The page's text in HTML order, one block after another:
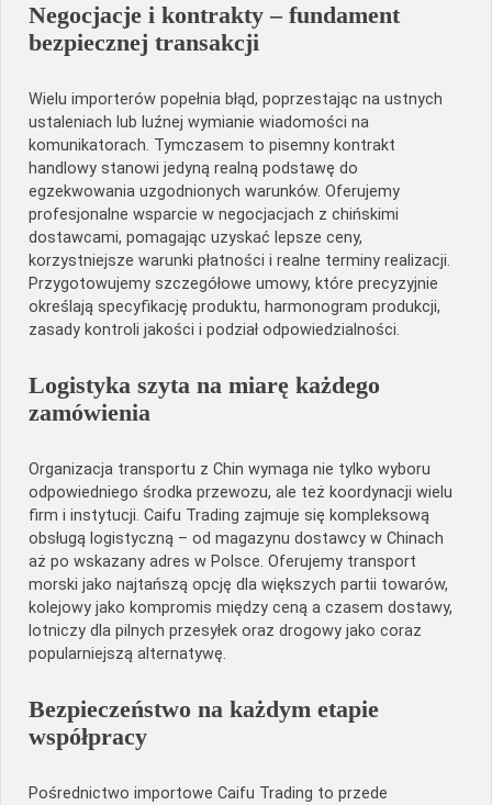
Negocjacje i kontrakty – fundament
bezpiecznej transakcji
Wielu importerów popełnia błąd, poprzestając na ustnych
ustaleniach lub luźnej wymianie wiadomości na
komunikatorach. Tymczasem to pisemny kontrakt
handlowy stanowi jedyną realną podstawę do
egzekwowania uzgodnionych warunków. Oferujemy
profesjonalne wsparcie w negocjacjach z chińskimi
dostawcami, pomagając uzyskać lepsze ceny,
korzystniejsze warunki płatności i realne terminy realizacji.
Przygotowujemy szczegółowe umowy, które precyzyjnie
określają specyfikację produktu, harmonogram produkcji,
zasady kontroli jakości i podział odpowiedzialności.
Logistyka szyta na miarę każdego
zamówienia
Organizacja transportu z Chin wymaga nie tylko wyboru
odpowiedniego środka przewozu, ale też koordynacji wielu
firm i instytucji. Caifu Trading zajmuje się kompleksową
obsługą logistyczną – od magazynu dostawcy w Chinach
aż po wskazany adres w Polsce. Oferujemy transport
morski jako najtańszą opcję dla większych partii towarów,
kolejowy jako kompromis między ceną a czasem dostawy,
lotniczy dla pilnych przesyłek oraz drogowy jako coraz
popularniejszą alternatywę.
Bezpieczeństwo na każdym etapie
współpracy
Pośrednictwo importowe Caifu Trading to przede